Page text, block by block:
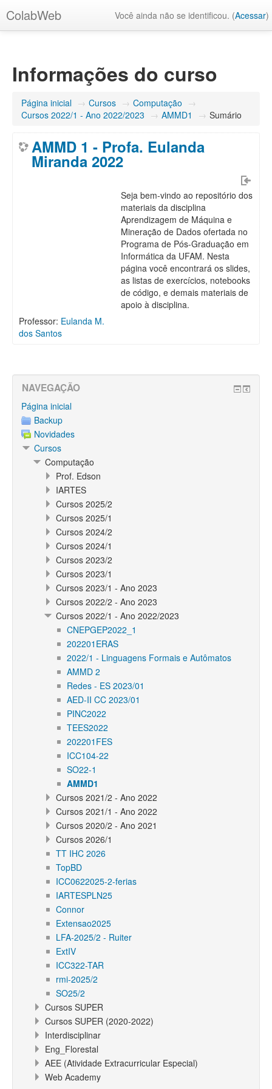
ColabWeb Você ainda não se identificou. (Acessar)
Informações do curso
Página inicial → Cursos → Computação →
Cursos 2022/1 - Ano 2022/2023 → AMMD1 → Sumário
AMMD 1 - Profa. Eulanda
Miranda 2022
Seja bem-vindo ao repositório dos
materiais da disciplina
Aprendizagem de Máquina e
Mineração de Dados ofertada no
Programa de Pós-Graduação em
Informática da UFAM. Nesta
página você encontrará os slides,
as listas de exercícios, notebooks
de código, e demais materiais de
apoio à disciplina.
Professor: Eulanda M.
dos Santos
NAVEGAÇÃO
Página inicial
Backup
Novidades
Cursos
Computação
Prof. Edson
IARTES
Cursos 2025/2
Cursos 2025/1
Cursos 2024/2
Cursos 2024/1
Cursos 2023/2
Cursos 2023/1
Cursos 2023/1 - Ano 2023
Cursos 2022/2 - Ano 2023
Cursos 2022/1 - Ano 2022/2023
CNEPGEP2022_1
202201ERAS
2022/1 - Linguagens Formais e Autômatos
AMMD 2
Redes - ES 2023/01
AED-II CC 2023/01
PINC2022
TEES2022
202201FES
ICC104-22
SO22-1
AMMD1
Cursos 2021/2 - Ano 2022
Cursos 2021/1 - Ano 2022
Cursos 2020/2 - Ano 2021
Cursos 2026/1
TT IHC 2026
TopBD
ICC0622025-2-ferias
IARTESPLN25
Connor
Extensao2025
LFA-2025/2 - Ruiter
ExtIV
ICC322-TAR
rmi-2025/2
SO25/2
Cursos SUPER
Cursos SUPER (2020-2022)
Interdisciplinar
Eng_Florestal
AEE (Atividade Extracurricular Especial)
Web Academy